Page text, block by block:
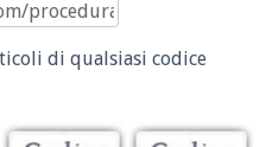
di qualsiasi codice